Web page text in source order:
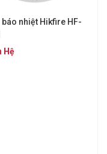
báo nhiệt Hikfire HF-
Hệ